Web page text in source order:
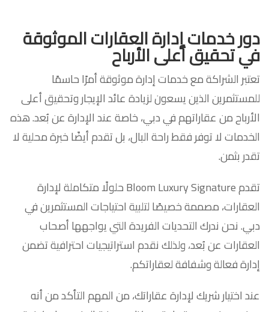
دور خدمات إدارة العقارات الموثوقة
في تحقيق أعلى الأرباح
تعتبر الشراكة مع خدمات إدارة موثوقة أمرًا حاسمًا
للمستثمرين الذين يسعون لزيادة عائد الإيجار وتحقيق أعلى
الأرباح من عقاراتهم في دبي، خاصة عند الإدارة عن بُعد. هذه
الخدمات لا توفر فقط راحة البال، بل تقدم أيضًا خبرة محلية لا
تقدر بثمن.
تقدم Bloom Luxury Signature حلولًا متكاملة لإدارة
العقارات، مصممة خصيصًا لتلبية احتياجات المستثمرين في
دبي. نحن ندرك التحديات الفريدة التي يواجهها أصحاب
العقارات عن بُعد، ولذلك نقدم استراتيجيات احترافية تضمن
إدارة فعالة وشفافة لعقاراتكم.
عند اختيار شريك لإدارة عقاراتك، من المهم التأكد من أنه